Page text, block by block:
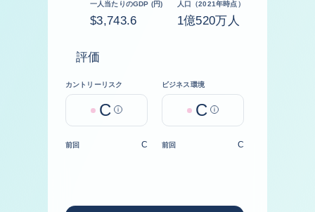
一人当たりのGDP (円)
$3,743.6
人口（2021年時点）
1億520万人
評価
カントリーリスク
C Help
ビジネス環境
C Help
前回 C 前回 C